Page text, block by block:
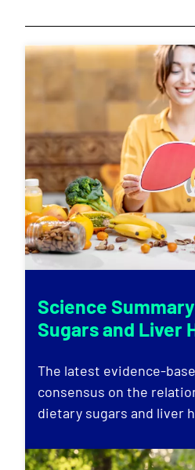
Science
Sugars and Liver
The latest evidence-
consensus on the
dietary sugars and liver